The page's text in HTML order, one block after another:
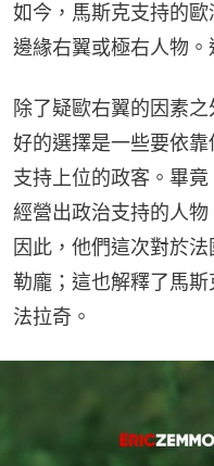
如今，馬斯克支持的
邊緣右翼或極右人物。
除了疑歐右翼的因素
好的選擇是一些要依
支持上位的政客。畢
經營出政治支持的人
因此，他們這次對於
勒龐；這也解釋了馬
法拉奇。